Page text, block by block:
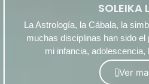
SOLEIKA
La Astrología, la Cábala, la
muchas disciplinas han sido el
mi infancia, adolescencia,
Ver